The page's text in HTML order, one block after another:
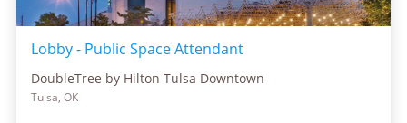
Lobby - Public Space Attendant
DoubleTree by Hilton Tulsa Downtown
Tulsa, OK